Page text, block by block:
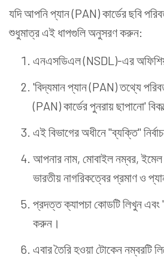
যদি আপনি প্যান (PAN) কার্ডের ছবি
শুধুমাত্র এই ধাপগুলি অনুসরণ করুন:
এনএসডিএল (NSDL)-এর
'বিদ্যমান প্যান (PAN) তথ্যে
(PAN) কার্ডের পুনরায় ছাপানো'
এই বিভাগের অধীনে "ব্যক্তি"
আপনার নাম, মোবাইল নম্বর,
ভারতীয় নাগরিকত্বের প্রমাণ ও
প্রদত্ত ক্যাপচা কোডটি লিখুন এবং
করুন।
এবার তৈরি হওয়া টোকেন নম্বরটি